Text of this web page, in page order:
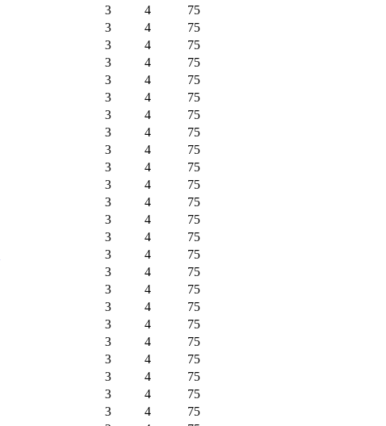
3 4
75
3 4
75
3 4
75
3 4
75
3 4
75
3 4
75
3 4
75
3 4
75
3 4
75
3 4
75
3 4
75
3 4
75
3 4
75
3 4
75
3 4
75
3 4
75
3 4
75
3 4
75
3 4
75
3 4
75
3 4
75
3 4
75
3 4
75
3 4
75